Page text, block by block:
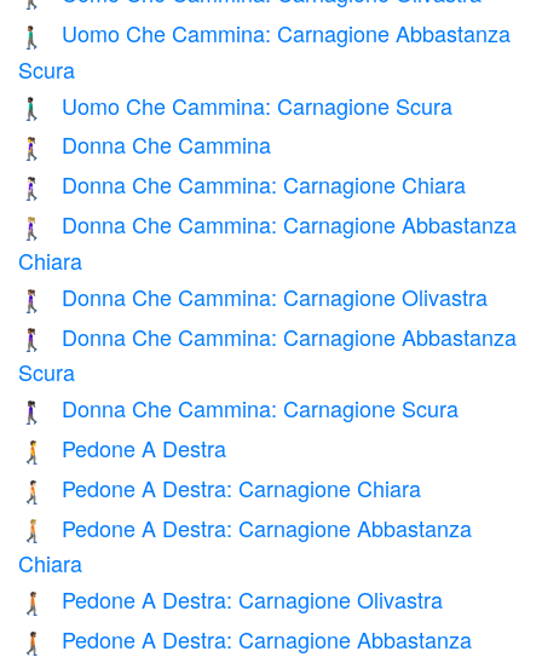
🚶🏾‍♂️
Uomo Che Cammina: Carnagione Abbastanza
Scura
🚶🏿‍♂️ Uomo Che Cammina: Carnagione Scura
🚶‍♀️ Donna Che Cammina
🚶🏻‍♀️ Donna Che Cammina: Carnagione Chiara
🚶🏼‍♀️
Donna Che Cammina: Carnagione Abbastanza
Chiara
🚶🏽‍♀️ Donna Che Cammina: Carnagione Olivastra
🚶🏾‍♀️
Donna Che Cammina: Carnagione Abbastanza
Scura
🚶🏿‍♀️ Donna Che Cammina: Carnagione Scura
🚶‍➡️ Pedone A Destra
🚶🏻‍➡️ Pedone A Destra: Carnagione Chiara
🚶🏼‍➡️
Pedone A Destra: Carnagione Abbastanza
Chiara
🚶🏽‍➡️ Pedone A Destra: Carnagione Olivastra
🚶🏾‍➡️
Pedone A Destra: Carnagione Abbastanza